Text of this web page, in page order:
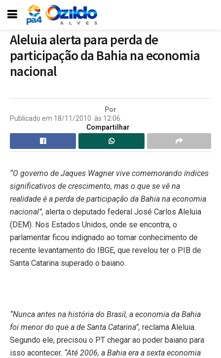
Aleluia alerta para perda de
participação da Bahia na economia
nacional
Por
Publicado em 18/11/2010 às 12:06
Compartilhar
“O governo de Jaques Wagner vive comemorando índices
significativos de crescimento, mas o que se vê na
realidade é a perda de participação da Bahia na economia
nacional”, alerta o deputado federal José Carlos Aleluia
(DEM). Nos Estados Unidos, onde se encontra, o
parlamentar ficou indignado ao tomar conhecimento de
recente levantamento do IBGE, que revelou ter o PIB de
Santa Catarina superado o baiano.
“Nunca antes na história do Brasil, a economia da Bahia
foi menor do que a de Santa Catarina”, reclama Aleluia.
Segundo ele, precisou o PT chegar ao poder baiano para
isso acontecer. “Até 2006, a Bahia era a sexta economia